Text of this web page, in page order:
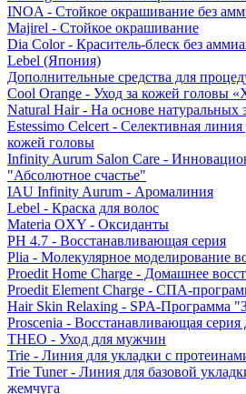
INOA - Стойкое окрашивание без
Majirel - Стойкое окрашивание
Dia Color - Краситель-блеск без
Lebel (Япония)
Дополнительные средства для
Cool Orange - Уход за кожей головы
Natural Hair - На основе натуральных
Estessimo Celcert - Селективная линия
кожей головы
Infinity Aurum Salon Care -
"Абсолютное счастье"
IAU Infinity Aurum - Аромалиния
Lebel - Краска для волос
Materia OXY - Оксиданты
PH 4.7 - Восстанавливающая серия
Plia - Молекулярное моделирование
Proedit Home Charge - Домашнее
Proedit Element Charge - СПА-
Hair Skin Relaxing - SPA-Программа
Proscenia - Восстанавливающая
THEO - Уход для мужчин
Trie - Линия для укладки с
Trie Tuner - Линия для базовой
жемчуга